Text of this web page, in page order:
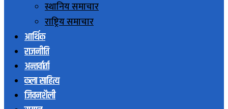
स्थानिय समाचार
राष्ट्रिय समाचार
आर्थिक
राजनीति
अन्तर्वार्ता
कला साहित्य
जिवनशैली